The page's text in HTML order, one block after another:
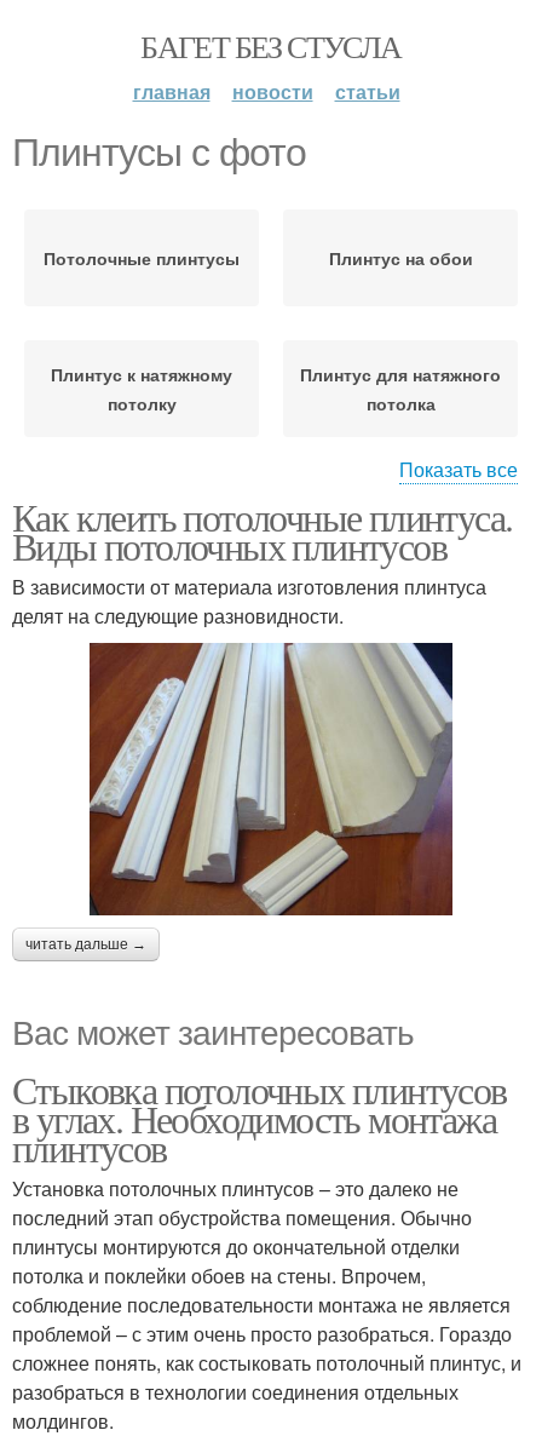
БАГЕТ БЕЗ СТУСЛА
главная новости статьи
Плинтусы с фото
Потолочные плинтусы Плинтус на обои
Плинтус к натяжному
потолку
Плинтус для натяжного
потолка
Плинтус на кривые Плинтус из пенопласта
Показать все
Как клеить потолочные плинтуса.
Виды потолочных плинтусов
В зависимости от материала изготовления плинтуса
делят на следующие разновидности.
читать дальше →
Вас может заинтересовать
Стыковка потолочных плинтусов
в углах. Необходимость монтажа
плинтусов
Установка потолочных плинтусов – это далеко не
последний этап обустройства помещения. Обычно
плинтусы монтируются до окончательной отделки
потолка и поклейки обоев на стены. Впрочем,
соблюдение последовательности монтажа не является
проблемой – с этим очень просто разобраться. Гораздо
сложнее понять, как состыковать потолочный плинтус, и
разобраться в технологии соединения отдельных
молдингов.